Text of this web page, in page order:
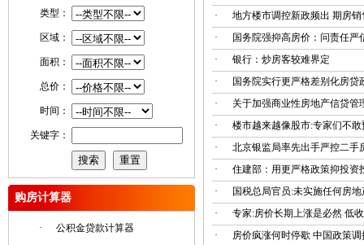
类型：
区域：
面积：
总价：
时间：
关键字：
购房计算器
· 公积金贷款计算器
·
地方楼市调控新政频出 期房
·
国务院强抑高房价：问责任严
·
银行：炒房客较难界定
·
国务院实行更严格差别化房贷
·
关于加强商业性房地产信贷管
·
楼市越来越像股市:专家们不
·
北京银监局率先出手严控二手
·
住建部：用更严格政策抑投资
·
国税总局官员:未实施任何房
·
专家:房价长期上涨是必然 低
·
房价疯涨何时停歇 中国政策